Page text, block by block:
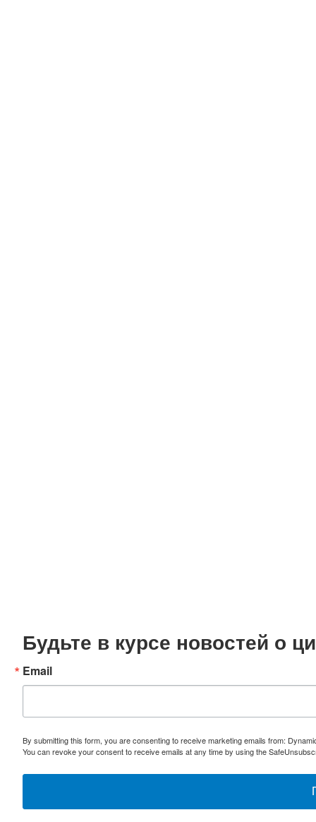
Будьте в курсе новостей о
Email
By submitting this form, you are consenting to receive marketing emails from:
You can revoke your consent to receive emails at any time by using the